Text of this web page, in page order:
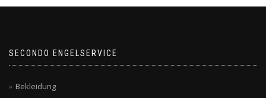
SECONDO ENGELSERVICE
Bekleidung